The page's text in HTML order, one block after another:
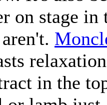
on stage in
in the